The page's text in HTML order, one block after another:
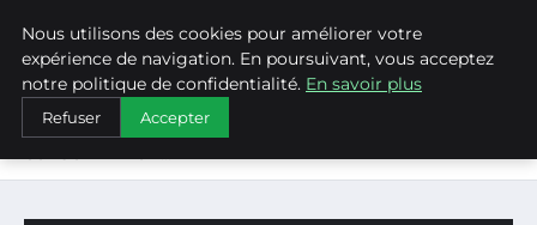
WEARECLIMATECONTROL
ACCUEIL
ÉCOLOGIE ET ENVIRONNEMENT
ÉVALUER L’IMPACT ÉCOLOGIQUE DE CHATGPT :
Nous utilisons des cookies pour améliorer votre
expérience de navigation. En poursuivant, vous acceptez
notre politique de confidentialité. En savoir plus
Refuser Accepter